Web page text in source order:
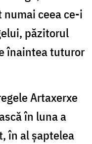
numai ceea ce-i
păzitorul
înaintea tuturor
Artaxerxe
în luna a
în al şaptelea